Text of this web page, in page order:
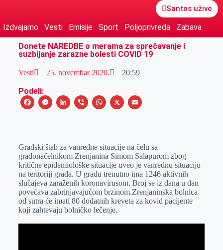
Santos uživo
Izdvajamo Vesti Emisije Sport Poljoprivreda
Zabava
Donete NAREDBE o merama za sprečavanje i
suzbijanje zarazne bolesti COVID 19
Vesti 25. novembar 2020. 20:59
Podeli:
F
e
b
o
o
k
M
s
e
n
g
e
r
L
k
e
d
I
n
V
e
r
W
t
s
A
p
p
X
E
i
l
Gradski štab za vanredne situacije na čelu sa
gradonačelnikom Zrenjanina Simom Salapurom zbog
kritične epidemiološke situacije uveo je vanrednu situaciju
na teritoriji grada. U gradu trenutno ima 1246 aktivnih
slučajeva zaraženih koronavirusom. Broj se iz dana u dan
povećava zabrinjavajućom brzinom.Zrenjaninska bolnica
od sutra će imati 80 dodatnih kreveta za kovid pacijente
koji zahtevaju bolničko lečenje.